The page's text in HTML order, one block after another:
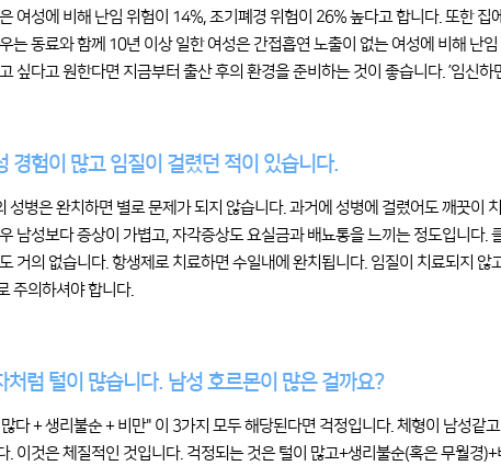
여성에 비해 난임 위험이 14%, 조기폐경 위험이 26% 높다고 합니다. 또한
는 동료와 함께 10년 이상 일한 여성은 간접흡연 노출이 없는 여성에 비해 난
싶다고 원한다면 지금부터 출산 후의 환경을 준비하는 것이 좋습니다. ’임신
경험이 많고 임질이 걸렸던 적이 있습니다.
성병은 완치하면 별로 문제가 되지 않습니다. 과거에 성병에 걸렸어도 깨끗이
남성보다 증상이 가볍고, 자각증상도 요실금과 배뇨통을 느끼는 정도입니다.
거의 없습니다. 항생제로 치료하면 수일내에 완치됩니다. 임질이 치료되지 않
주의하셔야 합니다.
처럼 털이 많습니다. 남성 호르몬이 많은 걸까요?
다 + 생리불순 + 비만" 이 3가지 모두 해당된다면 걱정입니다. 체형이 남성같
. 이것은 체질적인 것입니다. 걱정되는 것은 털이 많고+생리불순(혹은 무월경